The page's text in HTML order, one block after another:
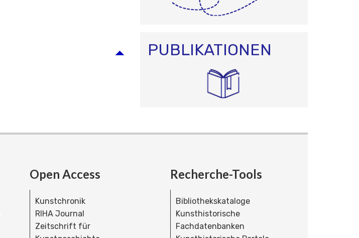
PUBLIKATIONEN
Open Access
Kunstchronik
RIHA Journal
Zeitschrift für
Recherche-Tools
Bibliothekskataloge
Kunsthistorische
Fachdatenbanken